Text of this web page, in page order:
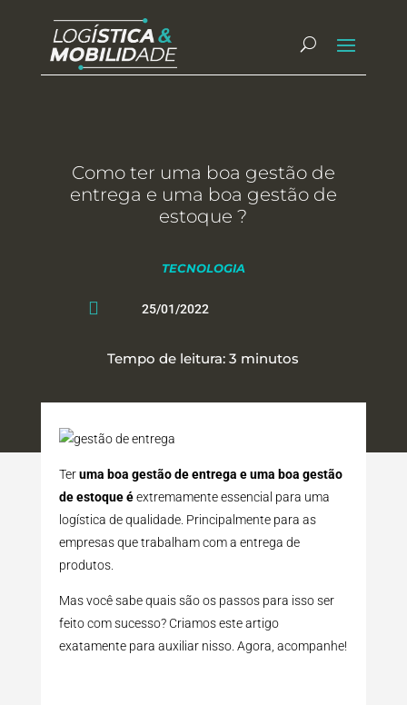
Como ter uma boa gestão de
entrega e uma boa gestão de
estoque ?
TECNOLOGIA
 25/01/2022
Tempo de leitura: 3 minutos
Teruma boa gestão de entrega e uma boa gestão
de estoque éextremamente essencial para uma
logística de qualidade. Principalmente para as
empresas que trabalham com a entrega de
produtos.
Mas você sabe quais são os passos para isso ser
feito com sucesso? Criamos este artigo
exatamente para auxiliar nisso. Agora, acompanhe!